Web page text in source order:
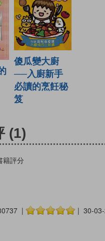
傻瓜變大廚
──入廚新手
必讀的烹飪秘
笈
(1)
籍評分
| | 30-03-